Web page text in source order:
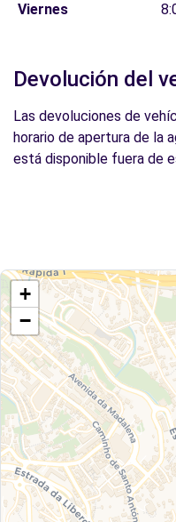
Viernes
Devolución del
Las devoluciones de
horario de apertura de la
está disponible fuera de
+
−